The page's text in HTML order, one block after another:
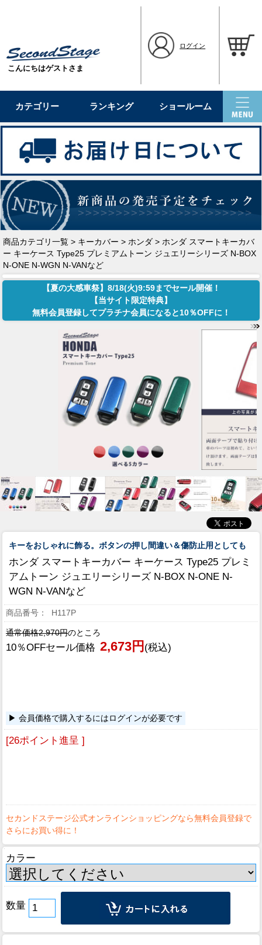
こんにちはゲストさま
ログイン
カテゴリー ランキング ショールーム
商品カテゴリ一覧 > キーカバー > ホンダ > ホンダ スマートキーカバ
ー キーケース Type25 プレミアムトーン ジュエリーシリーズ N-BOX
N-ONE N-WGN N-VANなど
【夏の大感車祭】8/18(火)9:59までセール開催！
【当サイト限定特典】
無料会員登録してプラチナ会員になると10％OFFに！
キーをおしゃれに飾る。ボタンの押し間違い＆傷防止用としても
ホンダ スマートキーカバー キーケース Type25 プレミ
アムトーン ジュエリーシリーズ N-BOX N-ONE N-
WGN N-VANなど
H117P
通常価格2,970円のところ
10％OFFセール価格 2,673円 (税込)
会員価格で購入するにはログインが必要です
[26ポイント進呈 ]
カラー
数量